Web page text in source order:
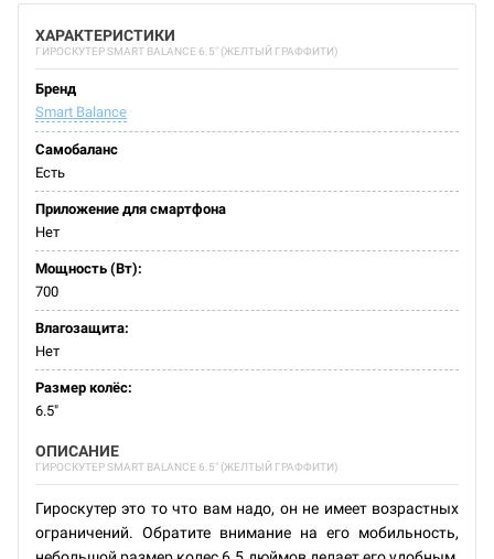
ХАРАКТЕРИСТИКИ
ГИРОСКУТЕР SMART BALANCE 6.5" (ЖЕЛТЫЙ ГРАФФИТИ)
Бренд
Smart Balance
Самобаланс
Есть
Приложение для смартфона
Нет
Мощность (Вт):
700
Влагозащита:
Нет
Размер колёс:
6.5"
ОПИСАНИЕ
ГИРОСКУТЕР SMART BALANCE 6.5" (ЖЕЛТЫЙ ГРАФФИТИ)
Гироскутер это то что вам надо, он не имеет возрастных
ограничений. Обратите внимание на его мобильность,